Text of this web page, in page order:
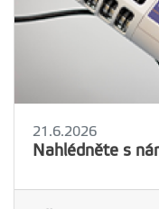
21.6.2026
Nahlédněte s